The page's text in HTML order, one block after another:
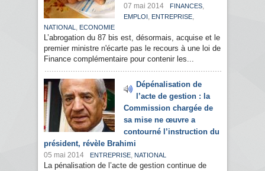
07 mai 2014 FINANCES,
EMPLOI , ENTREPRISE,
NATIONAL , ECONOMIE
L’abrogation du 87 bis est, désormais, acquise et le
premier ministre n'écarte pas le recours à une loi de
Finance complémentaire pour contenir les...
Dépénalisation de
l’acte de gestion : la
Commission chargée de
sa mise ne œuvre a
contourné l’instruction du
président, révèle Brahimi
05 mai 2014 ENTREPRISE, NATIONAL
La pénalisation de l’acte de gestion continue de